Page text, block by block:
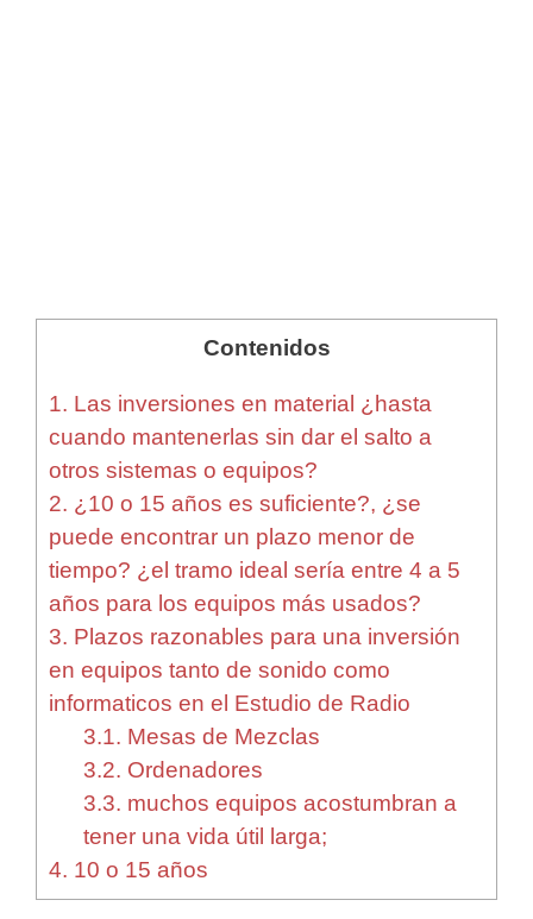
Contenidos
1. Las inversiones en material ¿hasta
cuando mantenerlas sin dar el salto a
otros sistemas o equipos?
2. ¿10 o 15 años es suficiente?, ¿se
puede encontrar un plazo menor de
tiempo? ¿el tramo ideal sería entre 4 a 5
años para los equipos más usados?
3. Plazos razonables para una inversión
en equipos tanto de sonido como
informaticos en el Estudio de Radio
3.1. Mesas de Mezclas
3.2. Ordenadores
3.3. muchos equipos acostumbran a
tener una vida útil larga;
4. 10 o 15 años